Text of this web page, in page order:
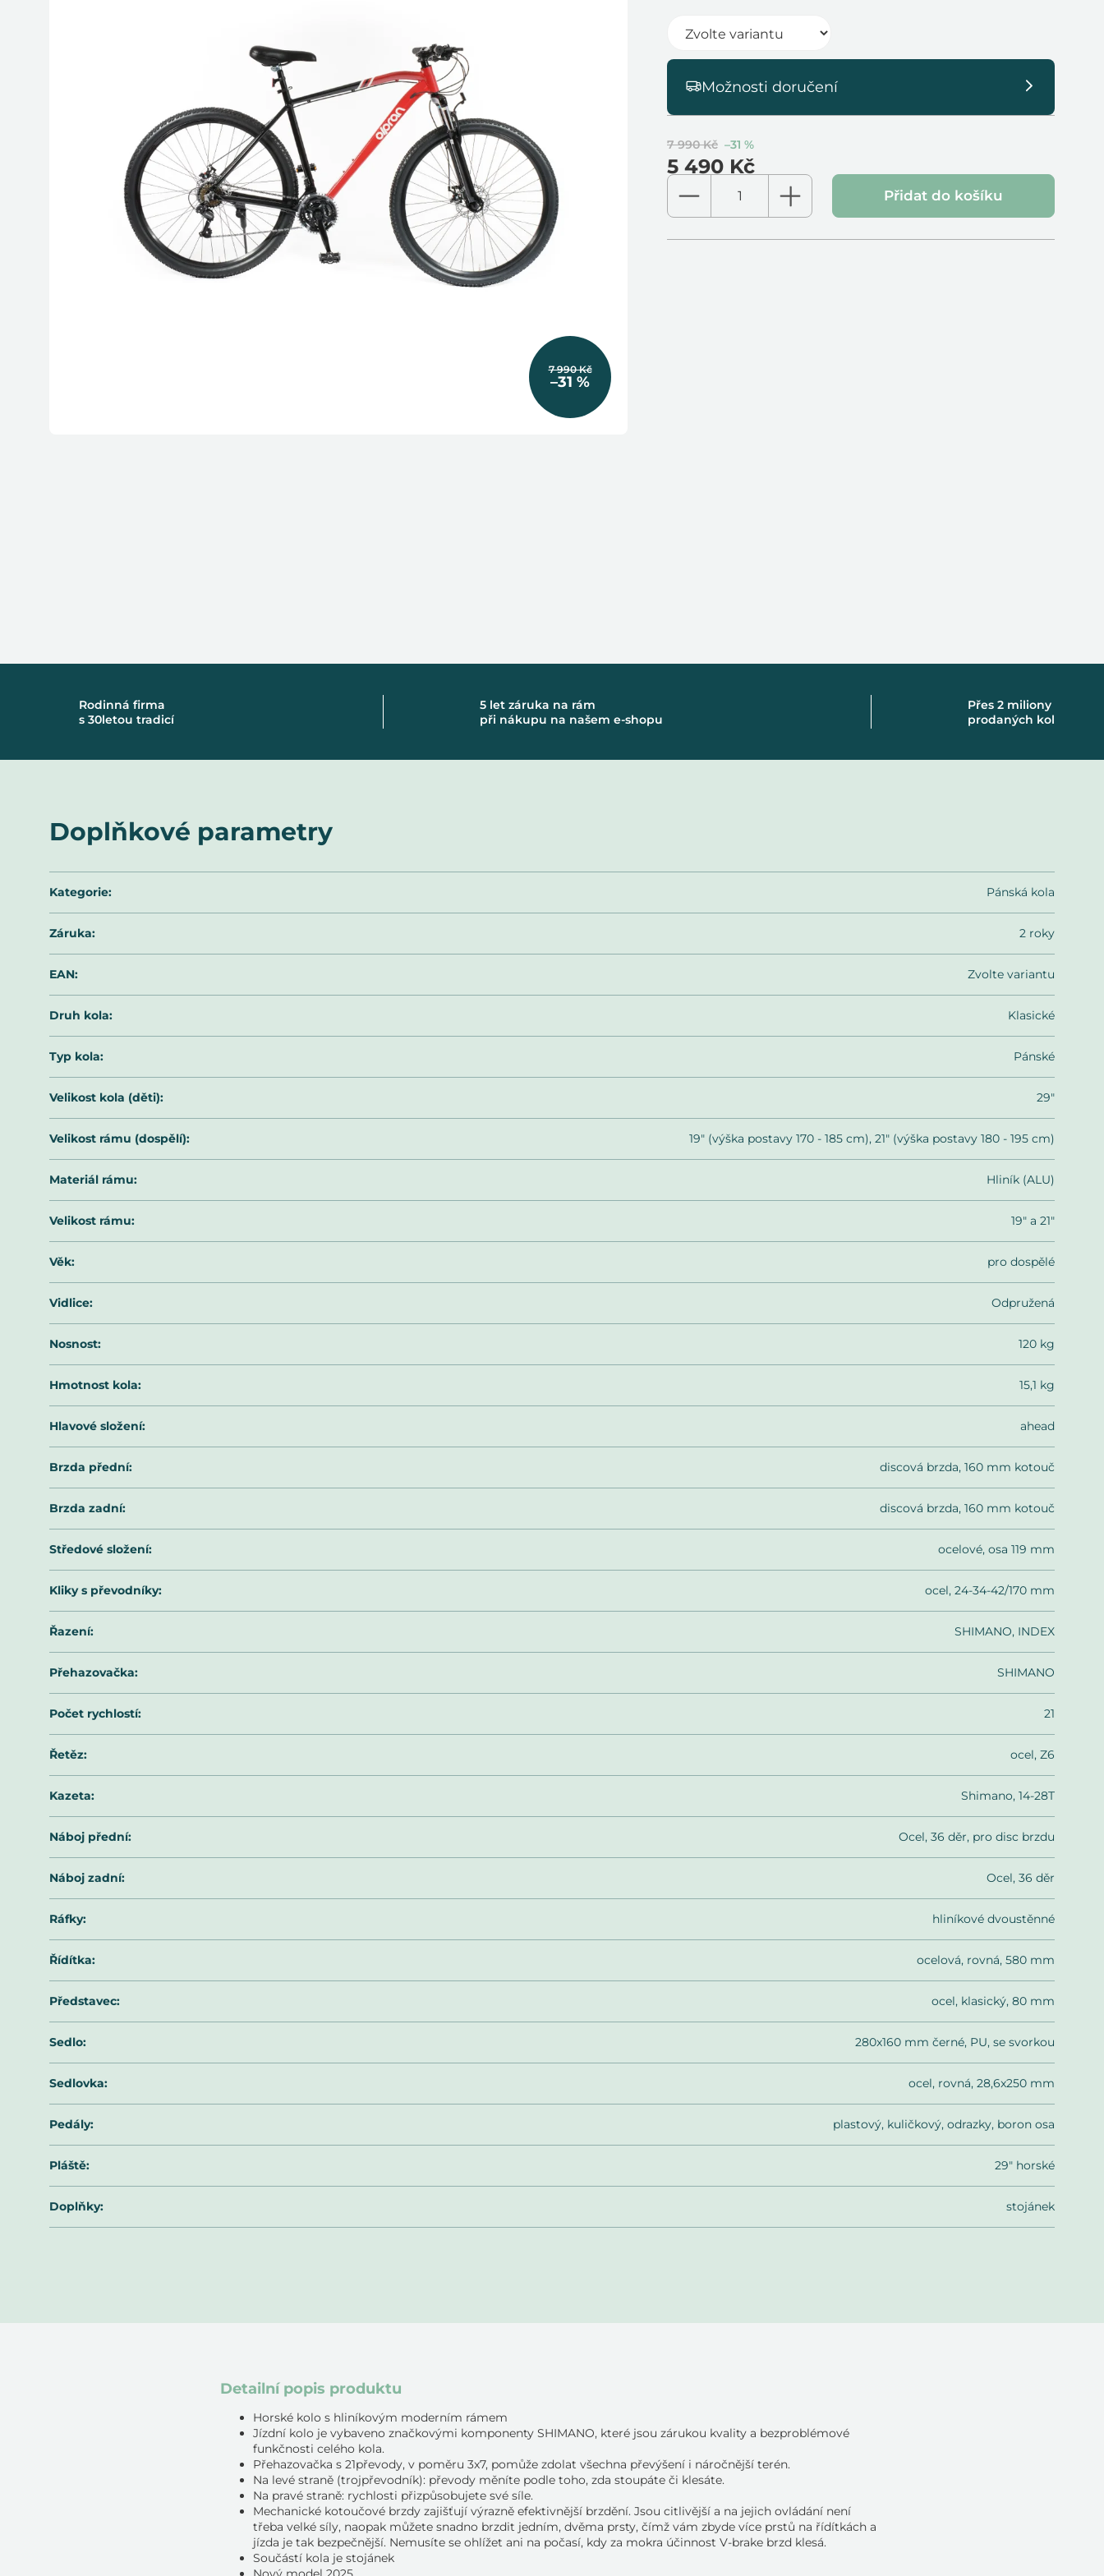
7 990 Kč
–31 %
7 990 Kč –31 %
5 490 Kč
Měrná
Možnosti doručení
Přidat do košíku
Rodinná firma
s 30letou tradicí
5 let záruka na rám
při nákupu na našem e-shopu
Přes 2 miliony
prodaných kol
Detailní popis produktu
Horské kolo s hliníkovým moderním rámem
Jízdní kolo je vybaveno značkovými komponenty SHIMANO, které jsou zárukou kvality a bezproblémové
funkčnosti celého kola.
Přehazovačka s 21převody, v poměru 3x7, pomůže zdolat všechna převýšení i náročnější terén.
Na levé straně (trojpřevodník): převody měníte podle toho, zda stoupáte či klesáte.
Na pravé straně: rychlosti přizpůsobujete své síle.
Mechanické kotoučové brzdy zajišťují výrazně efektivnější brzdění. Jsou citlivější a na jejich ovládání není
třeba velké síly, naopak můžete snadno brzdit jedním, dvěma prsty, čímž vám zbyde více prstů na řídítkách a
jízda je tak bezpečnější. Nemusíte se ohlížet ani na počasí, kdy za mokra účinnost V-brake brzd klesá.
Součástí kola je stojánek
Doplňkové parametry
Kategorie: Pánská kola
Záruka: 2 roky
EAN: Zvolte variantu
Druh kola: Klasické
Typ kola: Pánské
Velikost kola (děti): 29"
Velikost rámu (dospělí): 19" (výška postavy 170 - 185 cm), 21" (výška postavy 180 - 195 cm)
Materiál rámu: Hliník (ALU)
Velikost rámu: 19" a 21"
Věk: pro dospělé
Vidlice: Odpružená
Nosnost: 120 kg
Hmotnost kola: 15,1 kg
Hlavové složení: ahead
Brzda přední: discová brzda, 160 mm kotouč
Brzda zadní: discová brzda, 160 mm kotouč
Středové složení: ocelové, osa 119 mm
Kliky s převodníky: ocel, 24-34-42/170 mm
Řazení: SHIMANO, INDEX
Přehazovačka: SHIMANO
Počet rychlostí: 21
Řetěz: ocel, Z6
Kazeta: Shimano, 14-28T
Náboj přední: Ocel, 36 děr, pro disc brzdu
Náboj zadní: Ocel, 36 děr
Ráfky: hliníkové dvoustěnné
Řídítka: ocelová, rovná, 580 mm
Představec: ocel, klasický, 80 mm
Sedlo: 280x160 mm černé, PU, se svorkou
Sedlovka: ocel, rovná, 28,6x250 mm
Pedály: plastový, kuličkový, odrazky, boron osa
Pláště: 29" horské
Doplňky: stojánek